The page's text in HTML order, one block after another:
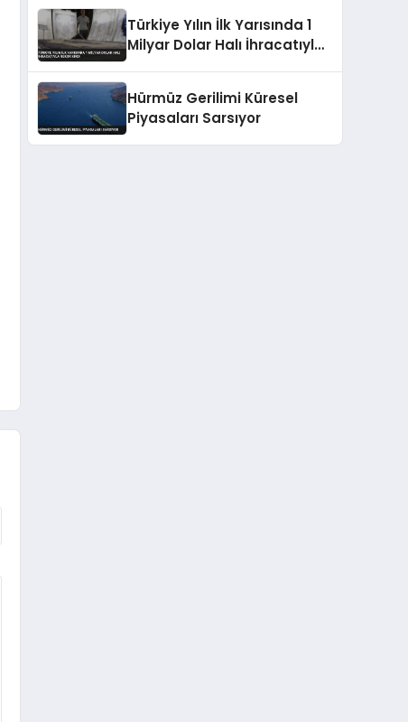
Türkiye Yılın İlk Yarısında 1
Milyar Dolar Halı İhracatıyla
Hürmüz Gerilimi Küresel
Piyasaları Sarsıyor